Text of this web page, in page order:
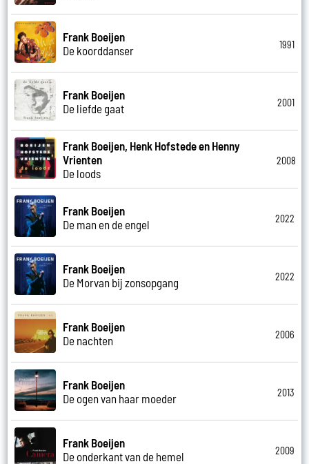
Frank Boeijen
De koorddanser
1991
Frank Boeijen
De liefde gaat
2001
Frank Boeijen, Henk Hofstede en Henny
Vrienten
De loods
2008
Frank Boeijen
De man en de engel
2022
Frank Boeijen
De Morvan bij zonsopgang
2022
Frank Boeijen
De nachten
2006
Frank Boeijen
De ogen van haar moeder
2013
Frank Boeijen
De onderkant van de hemel
2009